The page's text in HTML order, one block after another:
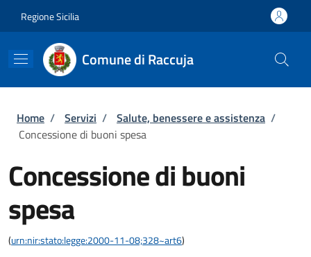
Regione Sicilia
Comune di Raccuja
Briciole di pane
Home / Servizi / Salute, benessere e assistenza /
Concessione di buoni spesa
Concessione di buoni
spesa
(urn:nir:stato:legge:2000-11-08;328~art6)